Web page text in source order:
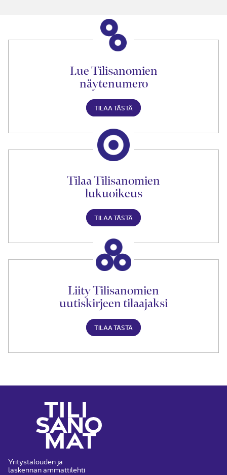
Lue Tilisanomien
näytenumero
TILAA TÄSTÄ
Tilaa Tilisanomien
lukuoikeus
TILAA TÄSTÄ
Liity Tilisanomien
uutiskirjeen tilaajaksi
TILAA TÄSTÄ
Yritystalouden ja
laskennan ammattilehti